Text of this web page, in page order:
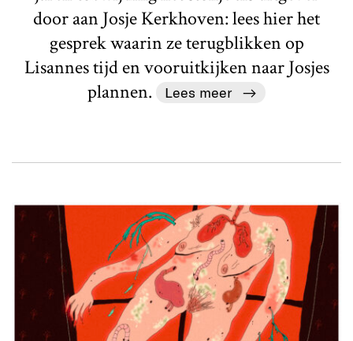
door aan Josje Kerkhoven: lees hier het
gesprek waarin ze terugblikken op
Lisannes tijd en vooruitkijken naar Josjes
plannen.
Lees meer